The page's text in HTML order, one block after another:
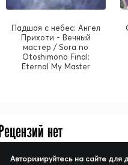
Падшая с небес: Ангел
Прихоти - Вечный
мастер / Sora no
Otoshimono Final:
Eternal My Master
Рецензий нет
Авторизируйтесь на сайте для